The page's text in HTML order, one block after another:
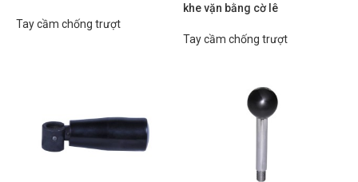
Tay cầm chống trượt
khe vặn bằng cờ lê
Tay cầm chống trượt